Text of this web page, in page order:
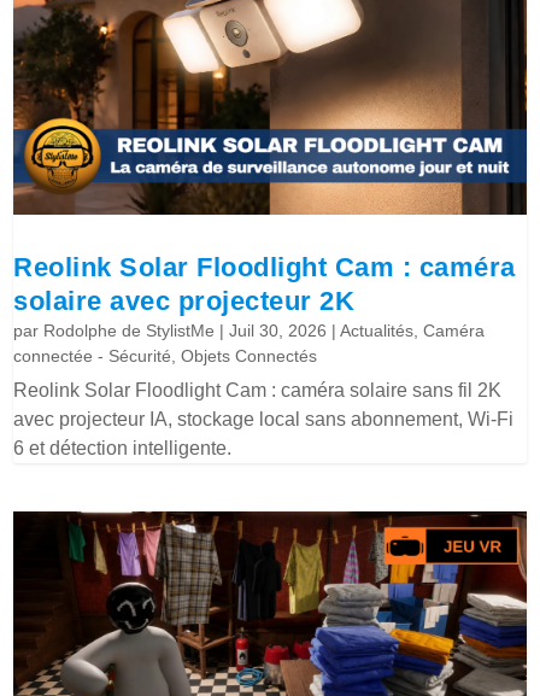
Reolink Solar Floodlight Cam : caméra
solaire avec projecteur 2K
par Rodolphe de StylistMe |Juil 30, 2026 |Actualités ,Caméra
connectée - Sécurité ,Objets Connectés
Reolink Solar Floodlight Cam : caméra solaire sans fil 2K
avec projecteur IA, stockage local sans abonnement, Wi-Fi
6 et détection intelligente.